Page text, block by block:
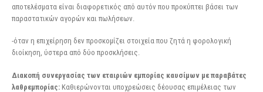
αποτελέσματα είναι διαφορετικός από αυτόν που προκύπτει βάσει των
παραστατικών αγορών και πωλήσεων.
-όταν η επιχείρηση δεν προσκομίζει στοιχεία που ζητά η φορολογική
διοίκηση, ύστερα από δύο προσκλήσεις.
Διακοπή συνεργασίας των εταιριών εμπορίας καυσίμων με παραβάτες
λαθρεμπορίας: Καθιερώνονται υποχρεώσεις δέουσας επιμέλειας των